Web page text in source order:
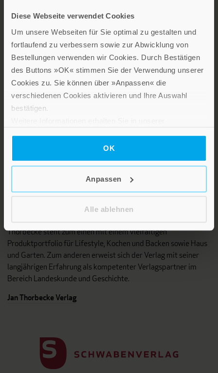
Diese Webseite verwendet Cookies
Um unsere Webseiten für Sie optimal zu gestalten und
fortlaufend zu verbessern sowie zur Abwicklung von
Bestellungen verwenden wir Cookies. Durch Bestätigen
des Buttons »OK« stimmen Sie der Verwendung unserer
Cookies zu. Sie können über »Anpassen« die
verschiedenen Cookies aktivieren und Ihre Auswahl
bestätigen.
OK
Anpassen
Alle ablehnen
Das Programm dieses Fachverlages umfasst Bücher und
Zeitschriften aus unterschiedlichen Fächern der Theologie, vor
allem Systematische und Pastoraltheologie,
Religionspädagogik sowie Titel zu interreligiösen und
interdisziplinären Fragen.
Matthias Grünewald Verlag
Thorbecke steht zum einen mit einem vielfältigen
Produktportfolio für Lifestyle, Kochen und Backen sowie Haus
und Garten. Zum anderen erweist sich der Verlag mit seiner
langjährigen Erfahrung als kompetenter Verlagspartner im
Bereich Landeskunde und Geschichte.
Jan Thorbecke Verlag